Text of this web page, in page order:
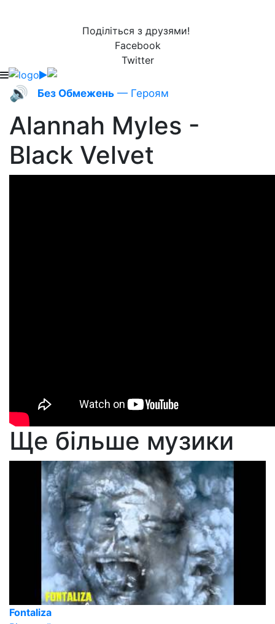
Поділіться з друзями!
Facebook
Twitter
🔊 Без Обмежень — Героям
Alannah Myles -
Black Velvet
Ще більше музики
Fontaliza